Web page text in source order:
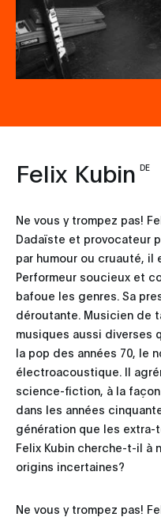
Felix Kubin DE
Ne vous y trompez pas!
Dadaïste et provocateur
par humour ou cruauté,
Performeur soucieux et
bafoue les genres. Sa
déroutante. Musicien de
musiques aussi diverses
la pop des années 70, le
électroacoustique. Il
science-fiction, à la
dans les années
génération que les extra-
Felix Kubin cherche-t-il à
origins incertaines?
Ne vous y trompez pas!